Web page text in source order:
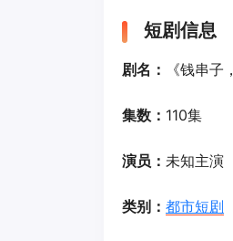
短剧信息
剧名： 《钱串子
集数： 110集
演员： 未知主演
类别： 都市短剧